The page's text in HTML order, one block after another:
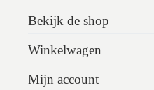
Bekijk de shop
Winkelwagen
Mijn account